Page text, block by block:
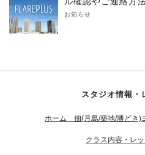
お知らせ
スタジオ情報・
ホーム 佃(月島/築地/勝どき)
クラス内容・レ